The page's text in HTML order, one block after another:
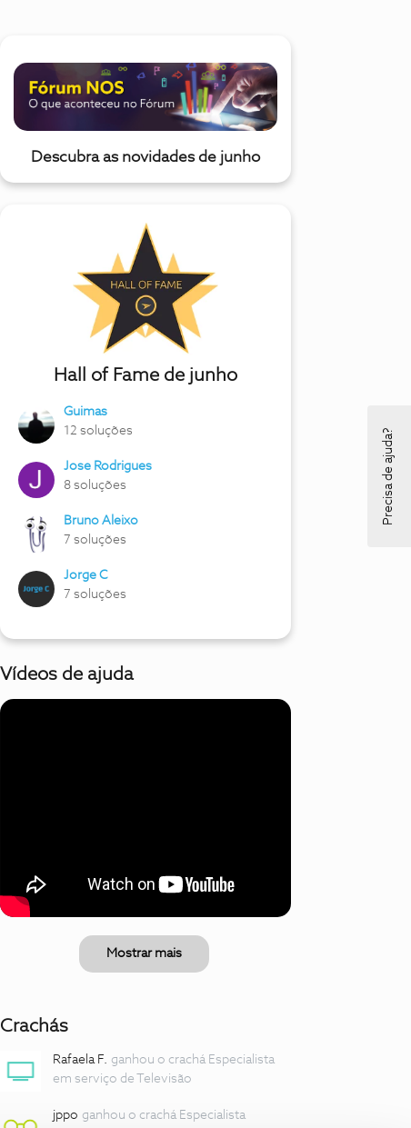
Descubra as novidades de junho
Hall of Fame de junho
Guimas
12 soluções
Jose Rodrigues
8 soluções
Bruno Aleixo
7 soluções
Jorge C
7 soluções
Vídeos de ajuda
Mostrar mais
Crachás
Rafaela F. ganhou o crachá Especialista
em serviço de Televisão
jppo ganhou o crachá Especialista
Precisa de ajuda?